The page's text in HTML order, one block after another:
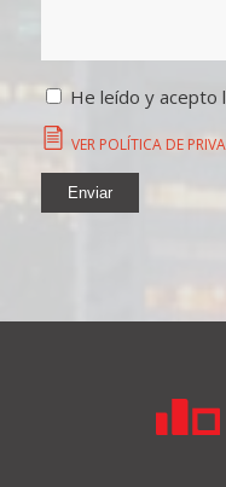
He leído y acepto
VER POLÍTICA DE